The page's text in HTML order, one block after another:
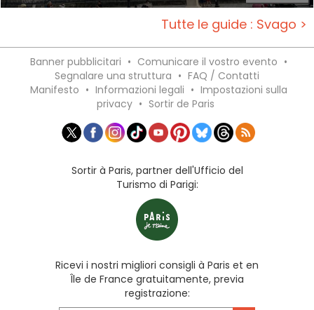
Tutte le guide : Svago >
Banner pubblicitari • Comunicare il vostro evento •
Segnalare una struttura • FAQ / Contatti
Manifesto • Informazioni legali • Impostazioni sulla
privacy • Sortir de Paris
Sortir à Paris, partner dell'Ufficio del
Turismo di Parigi:
Ricevi i nostri migliori consigli à Paris et en
Île de France gratuitamente, previa
registrazione: